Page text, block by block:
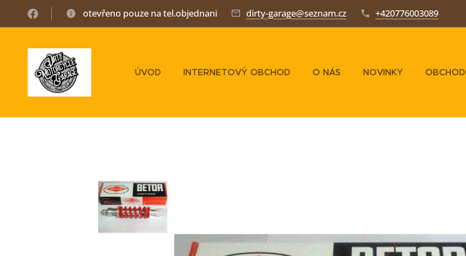
otevřeno pouze na tel.objednani dirty-garage@seznam.cz +420776003089
ÚVOD INTERNETOVÝ OBCHOD O NÁS NOVINKY